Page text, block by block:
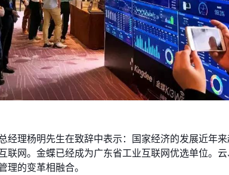
经理杨明先生在致辞中表示：国家经济的发展近年
联网。金蝶已经成为广东省工业互联网优选单位。
的变革相融合。